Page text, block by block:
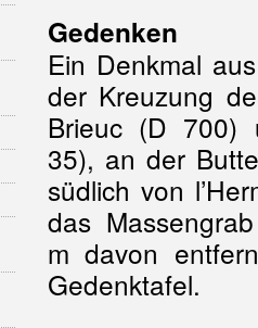
Gedenken
Ein Denkmal
der Kreuzung
Brieuc (D 700)
35), an der
südlich von
das
m davon
Gedenktafel.